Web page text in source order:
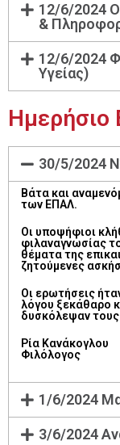
12/6/2024
&
12/6/2024
Υγείας)
30/5/2024
Βάτα και
των ΕΠΑΛ.
Οι υποψήφιοι
φιλαναγνωσίας
θέματα της
ζητούμενες
Οι ερωτήσεις
λόγου ξεκάθαρο
δυσκόλεψαν
Ρία Κανάκογλου
Φιλόλογος
1/6/2024
3/6/2024